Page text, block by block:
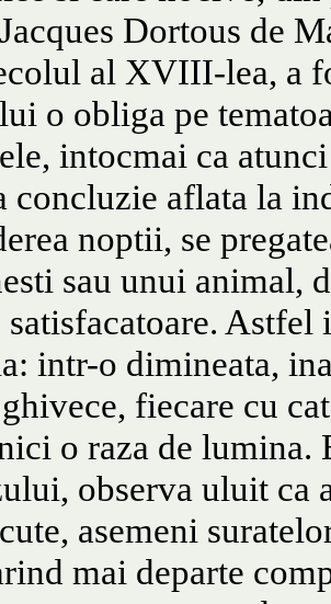
Dortous de
al XVIII-lea, a
o obliga pe
intocmai ca
concluzie aflata la
noptii, se
sau unui animal,
Astfel
intr-o dimineata,
fiecare cu
o raza de lumina.
observa uluit ca
asemeni
mai departe